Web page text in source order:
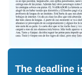
The deadline